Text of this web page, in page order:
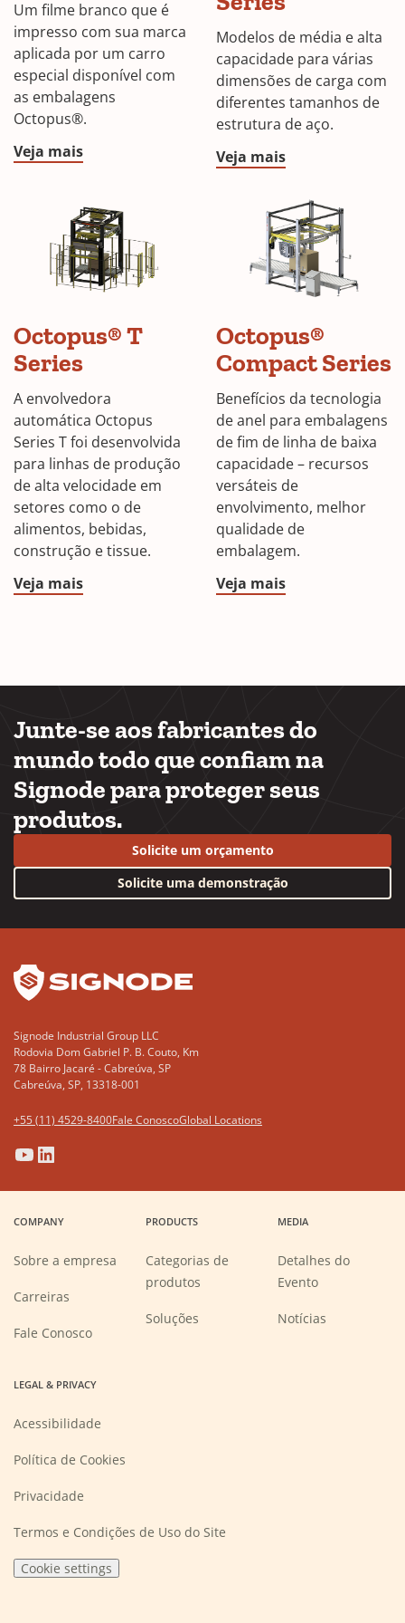
Um filme branco que é
impresso com sua marca
aplicada por um carro
especial disponível com
as embalagens
Octopus®.
Veja mais
Modelos de média e alta
capacidade para várias
dimensões de carga com
diferentes tamanhos de
estrutura de aço.
Veja mais
Octopus® T
Series
A envolvedora
automática Octopus
Series T foi desenvolvida
para linhas de produção
de alta velocidade em
setores como o de
alimentos, bebidas,
construção e tissue.
Veja mais
Octopus®
Compact Series
Benefícios da tecnologia
de anel para embalagens
de fim de linha de baixa
capacidade – recursos
versáteis de
envolvimento, melhor
qualidade de
embalagem.
Veja mais
Junte-se aos fabricantes do
mundo todo que confiam na
Signode para proteger seus
produtos.
Solicite um orçamento
Solicite uma demonstração
Signode Industrial Group LLC
Rodovia Dom Gabriel P. B. Couto, Km
78 Bairro Jacaré - Cabreúva, SP
Cabreúva, SP, 13318-001
+55 (11) 4529-8400Fale ConoscoGlobal Locations
(Opens
in
new
window)
(Opens
in
new
window)
(Opens
in
new
(Opens
in
new
COMPANY
Sobre a empresa
Carreiras
new
Fale Conosco
PRODUCTS
Categorias de
produtos
Soluções
MEDIA
Detalhes do
Evento
Notícias
LEGAL & PRIVACY
Acessibilidade
Política de Cookies
Privacidade
Termos e Condições de Uso do Site
Cookie settings